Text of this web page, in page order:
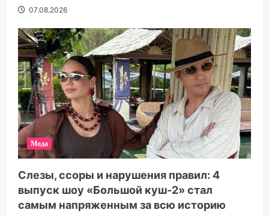
07.08.2026
Мода
Слезы, ссоры и нарушения правил: 4
выпуск шоу «Большой куш-2» стал
самым напряженным за всю историю